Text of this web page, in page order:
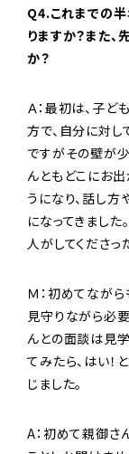
Q4.これまでの
りますか？また
か？
Ａ：最初は、子
方で、自分に対し
ですがその壁が
んともどこにお
うになり、話し
になってきまし
人がしてくださっ
Ｍ：初めてなが
見守りながら必
んとの面談は見学
てみたら、はい！
じました。
A：初めて親御さ